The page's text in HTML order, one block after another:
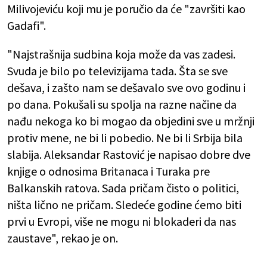
Milivojeviću koji mu je poručio da će "završiti kao
Gadafi".
"Najstrašnija sudbina koja može da vas zadesi.
Svuda je bilo po televizijama tada. Šta se sve
dešava, i zašto nam se dešavalo sve ovo godinu i
po dana. Pokušali su spolja na razne načine da
nađu nekoga ko bi mogao da objedini sve u mržnji
protiv mene, ne bi li pobedio. Ne bi li Srbija bila
slabija. Aleksandar Rastović je napisao dobre dve
knjige o odnosima Britanaca i Turaka pre
Balkanskih ratova. Sada pričam čisto o politici,
ništa lično ne pričam. Sledeće godine ćemo biti
prvi u Evropi, više ne mogu ni blokaderi da nas
zaustave", rekao je on.